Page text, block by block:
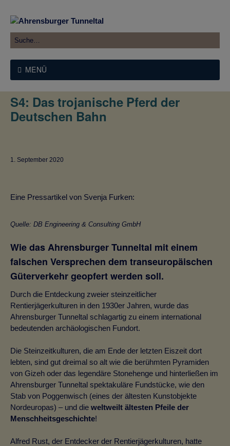
MENÜ
S4: Das trojanische Pferd der
Deutschen Bahn
1. September 2020
Eine Pressartikel von Svenja Furken:
Quelle: DB Engineering & Consulting GmbH
Wie das Ahrensburger Tunneltal mit einem
falschen Versprechen dem transeuropäischen
Güterverkehr geopfert werden soll.
Durch die Entdeckung zweier steinzeitlicher
Rentierjägerkulturen in den 1930er Jahren, wurde das
Ahrensburger Tunneltal schlagartig zu einem international
bedeutenden archäologischen Fundort.
Die Steinzeitkulturen, die am Ende der letzten Eiszeit dort
lebten, sind gut dreimal so alt wie die berühmten Pyramiden
von Gizeh oder das legendäre Stonehenge und hinterließen im
Ahrensburger Tunneltal spektakuläre Fundstücke, wie den
Stab von Poggenwisch (eines der ältesten Kunstobjekte
Nordeuropas) – und die weltweilt ältesten Pfeile der
Menschheitsgeschichte!
Alfred Rust, der Entdecker der Rentierjägerkulturen, hatte